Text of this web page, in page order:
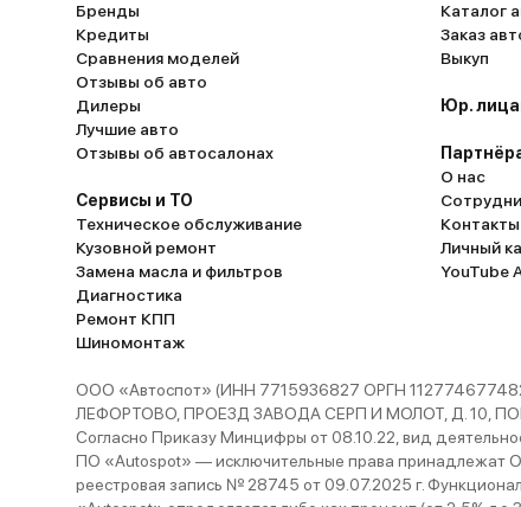
Бренды
Кредиты
Сравнения моделей
Отзывы об авто
Дилеры
Лучшие авто
Отзывы об автосалонах
Сервисы и ТО
Техническое обслуживание
Кузовной ремонт
Замена масла и фильтров
Диагностика
Ремонт КПП
Шиномонтаж
Каталог
Заказ
Выкуп
Юр.
О нас
Контакты
Личный
YouTube
ООО «Автоспот» (ИНН 7715936827 ОРГН
ЛЕФОРТОВО, ПРОЕЗД ЗАВОДА СЕРП И МОЛОТ, Д. 10,
Согласно Приказу Минцифры от 08.10.22, вид
ПО «Autospot» — исключительные права принадлежат
реестровая запись № 28745 от 09.07.2025 г.